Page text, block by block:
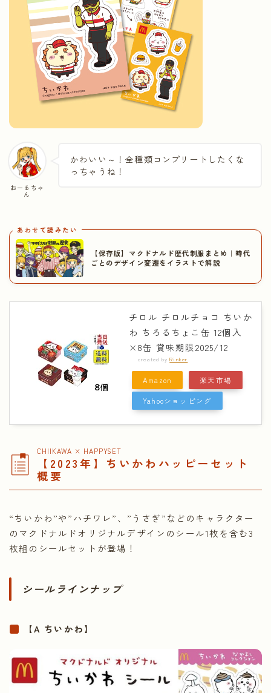
おーるちゃ
ん
かわいい～！全種類コンプリートしたくな
っちゃうね！
あわせて読みたい
【保存版】マクドナルド歴代制服まとめ｜時代
ごとのデザイン変遷をイラストで解説
チロル チロルチョコ ちいか
わ ちろるちょこ缶 12個入
×8缶 賞味期限2025/12
created byRinker
Amazon 楽天市場
Yahooショッピング
CHIIKAWA × HAPPYSET
【2023年】ちいかわハッピーセット
概要
“ちいかわ”や”ハチワレ”、”うさぎ”などのキャラクター
のマクドナルドオリジナルデザインのシール1枚を含む3
枚組のシールセットが登場！
シールラインナップ
【A ちいかわ】